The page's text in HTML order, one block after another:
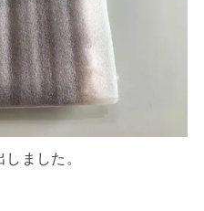
ました。